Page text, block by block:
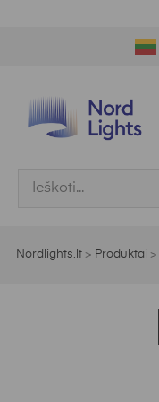
Nordlights.lt > Produktai >